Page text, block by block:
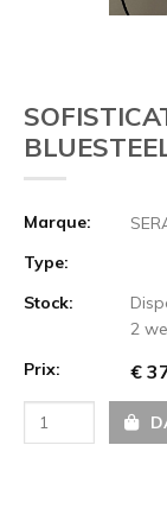
Marque:
Type:
Stock:
2
Prix:
€